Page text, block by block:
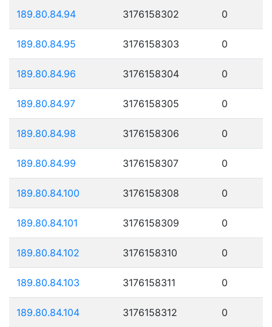
189.80.84.94 3176158302 0
189.80.84.95 3176158303 0
189.80.84.96 3176158304 0
189.80.84.97 3176158305 0
189.80.84.98 3176158306 0
189.80.84.99 3176158307 0
189.80.84.100 3176158308 0
189.80.84.101 3176158309 0
189.80.84.102 3176158310 0
189.80.84.103 3176158311 0
189.80.84.104 3176158312 0